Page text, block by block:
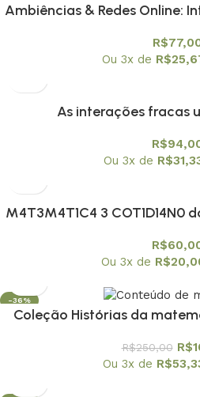
Ambiências & Redes Online:
R$
Ou 3x de R$
As interações fracas
R$
Ou 3x de R$
M4T3M4T1C4 3 COT1D14N0
R$
Ou 3x de R$
-36%
Coleção Histórias da
R$250,00 R$
Ou 3x de R$